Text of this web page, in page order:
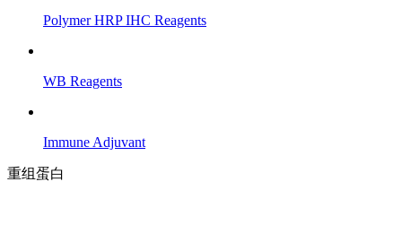
Polymer HRP IHC Reagents
WB Reagents
Immune Adjuvant
重组蛋白